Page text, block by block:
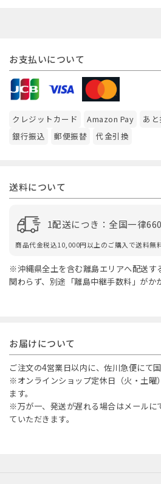
お支払いについて
クレジットカード Amazon Pay
あと
銀行振込
郵便振替 代金引換
送料について
1配送につき：全国一律
商品代金税込10,000円以上のご購入で送料無
※沖縄県全土を含む離島エリアへ配送す
関わらず、別途「離島中継手数料」がか
お届けについて
ご注文の4営業日以内に、佐川急便にて
※オンラインショップ定休日（火・土曜
ます。
※万が一、発送が遅れる場合はメールに
ていただきます。